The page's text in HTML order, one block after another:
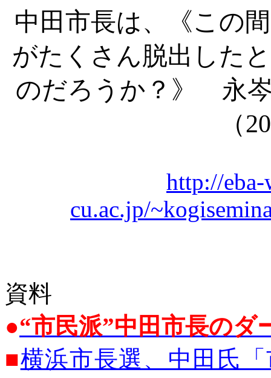
中田市長は、《この
がたくさん脱出した
のだろうか？》 永
（
http://
cu.ac.jp/
資料
●“市民派”中田市長のダ
■横浜市長選、中田氏